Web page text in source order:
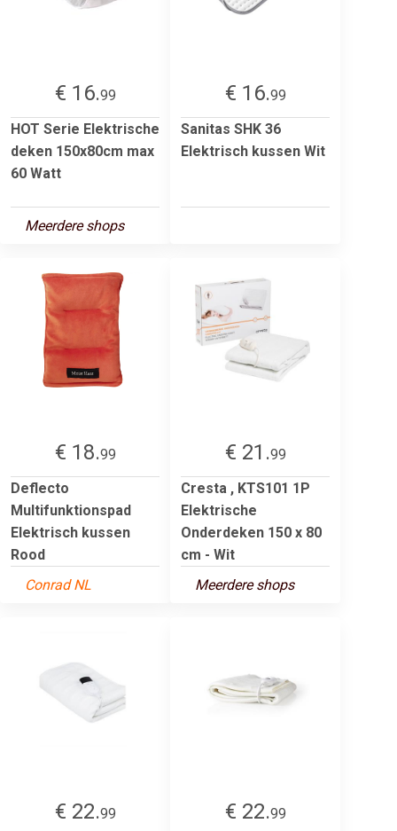
€ 16.99
HOT Serie Elektrische
deken 150x80cm max
60 Watt
Meerdere shops
€ 16.99
Sanitas SHK 36
Elektrisch kussen Wit
€ 18.99
Deflecto
Multifunktionspad
Elektrisch kussen
Rood
Conrad NL
€ 21.99
Cresta , KTS101 1P
Elektrische
Onderdeken 150 x 80
cm - Wit
Meerdere shops
€ 22.99
€ 22.99